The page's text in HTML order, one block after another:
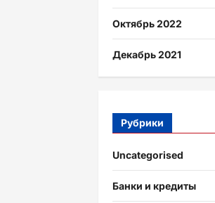
Октябрь 2022
Декабрь 2021
Рубрики
Uncategorised
Банки и кредиты